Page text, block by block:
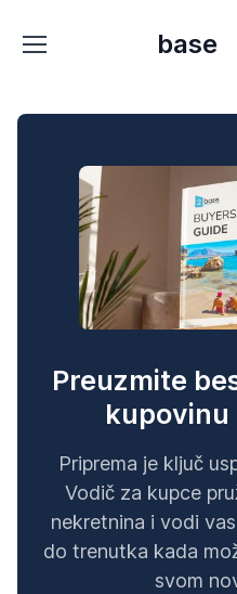
base
Preuzmite
Priprema je ključ
Vodič za kupce
nekretnina i vodi
do trenutka kada
svom